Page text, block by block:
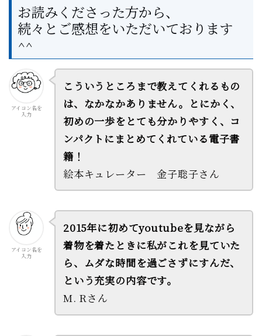
お読みくださった方から、
続々とご感想をいただいております
^^
アイコン名を
入力
こういうところまで教えてくれるもの
は、なかなかありません。とにかく、
初めの一歩をとても分かりやすく、コ
ンパクトにまとめてくれている電子書
籍！
絵本キュレーター 金子聡子さん
アイコン名を
入力
2015年に初めてyoutubeを見ながら
着物を着たときに私がこれを見ていた
ら、ムダな時間を過ごさずにすんだ、
という充実の内容です。
M. Rさん